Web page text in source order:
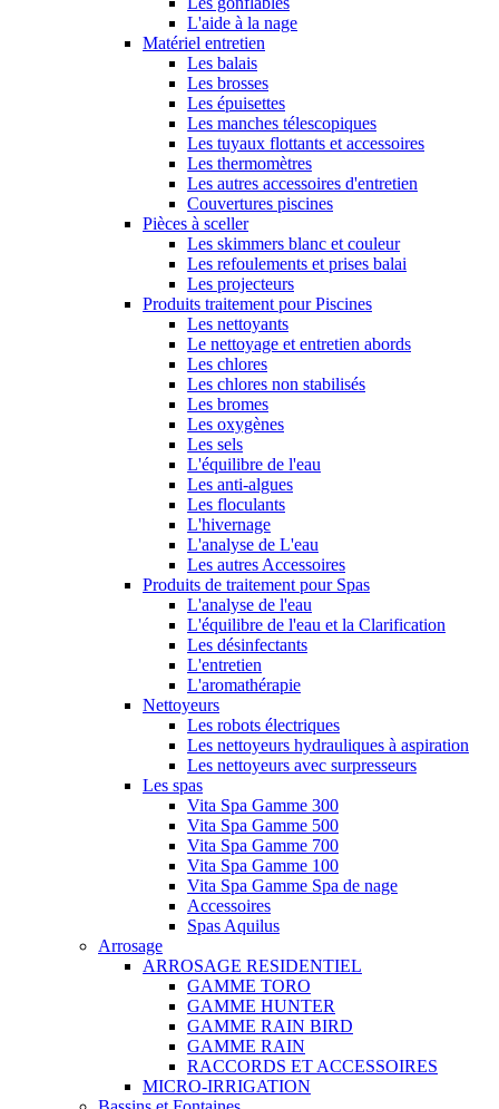
L'aide à la nage
Matériel entretien
Les balais
Les brosses
Les épuisettes
Les manches télescopiques
Les tuyaux flottants et accessoires
Les thermomètres
Les autres accessoires d'entretien
Couvertures piscines
Pièces à sceller
Les skimmers blanc et couleur
Les refoulements et prises balai
Les projecteurs
Produits traitement pour Piscines
Les nettoyants
Le nettoyage et entretien abords
Les chlores
Les chlores non stabilisés
Les bromes
Les oxygènes
Les sels
L'équilibre de l'eau
Les anti-algues
Les floculants
L'hivernage
L'analyse de L'eau
Les autres Accessoires
Produits de traitement pour Spas
L'analyse de l'eau
L'équilibre de l'eau et la Clarification
Les désinfectants
L'entretien
L'aromathérapie
Nettoyeurs
Les robots électriques
Les nettoyeurs hydrauliques à aspiration
Les nettoyeurs avec surpresseurs
Les spas
Vita Spa Gamme 300
Vita Spa Gamme 500
Vita Spa Gamme 700
Vita Spa Gamme 100
Vita Spa Gamme Spa de nage
Accessoires
Spas Aquilus
Arrosage
ARROSAGE RESIDENTIEL
GAMME TORO
GAMME HUNTER
GAMME RAIN BIRD
GAMME RAIN
RACCORDS ET ACCESSOIRES
MICRO-IRRIGATION